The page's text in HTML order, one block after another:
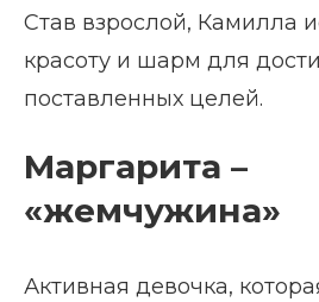
Став взрослой, Камилла
красоту и шарм для
поставленных целей.
Маргарита –
«жемчужина»
Активная девочка,